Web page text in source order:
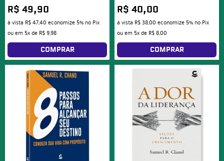
R$ 49,90
à vista R$ 47,40 economize 5% no Pix
ou em 5xde R$ 9,98
COMPRAR
R$ 40,00
à vista R$ 38,00 economize 5% no Pix
ou em 5xde R$ 8,00
COMPRAR